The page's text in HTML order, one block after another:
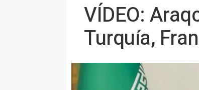
VÍDEO:
Turquía,